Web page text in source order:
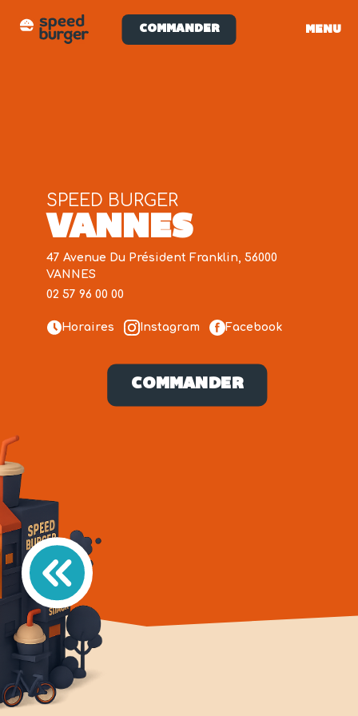
COMMANDER MENU
VANNES
SPEED BURGER
47 Avenue Du Président Franklin, 56000
VANNES
02 57 96 00 00
Horaires Instagram Facebook
COMMANDER